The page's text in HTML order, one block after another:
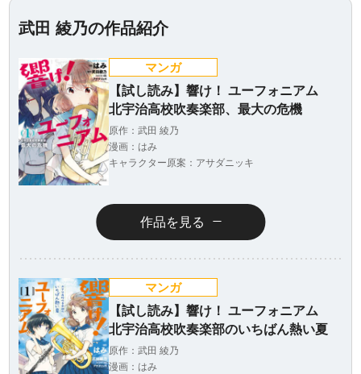
魔法少女育成計
画
2026年秋、TVアニメ
『魔法少女育成計画
restart』放送決定！
愛蔵版 花ぶらん
こゆれて
太刀掛秀子の名作が
紙で復刊！
世界でも鍵屋さ
ん
異世界お仕事ファン
武田 綾乃の作品紹介
マンガ
【試し読み】響け！ ユーフォニアム
北宇治高校吹奏楽部、最大の危機
原作：武田 綾乃
漫画：はみ
キャラクター原案：アサダニッキ
作品を見る
マンガ
【試し読み】響け！ ユーフォニアム
北宇治高校吹奏楽部のいちばん熱い夏
原作：武田 綾乃
漫画：はみ